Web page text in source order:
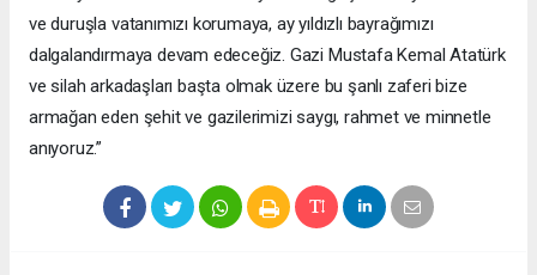
ve duruşla vatanımızı korumaya, ay yıldızlı bayrağımızı
dalgalandırmaya devam edeceğiz. Gazi Mustafa Kemal Atatürk
ve silah arkadaşları başta olmak üzere bu şanlı zaferi bize
armağan eden şehit ve gazilerimizi saygı, rahmet ve minnetle
anıyoruz.”